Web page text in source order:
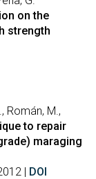
on the
strength
Román, M.,
to repair
maraging
| DOI